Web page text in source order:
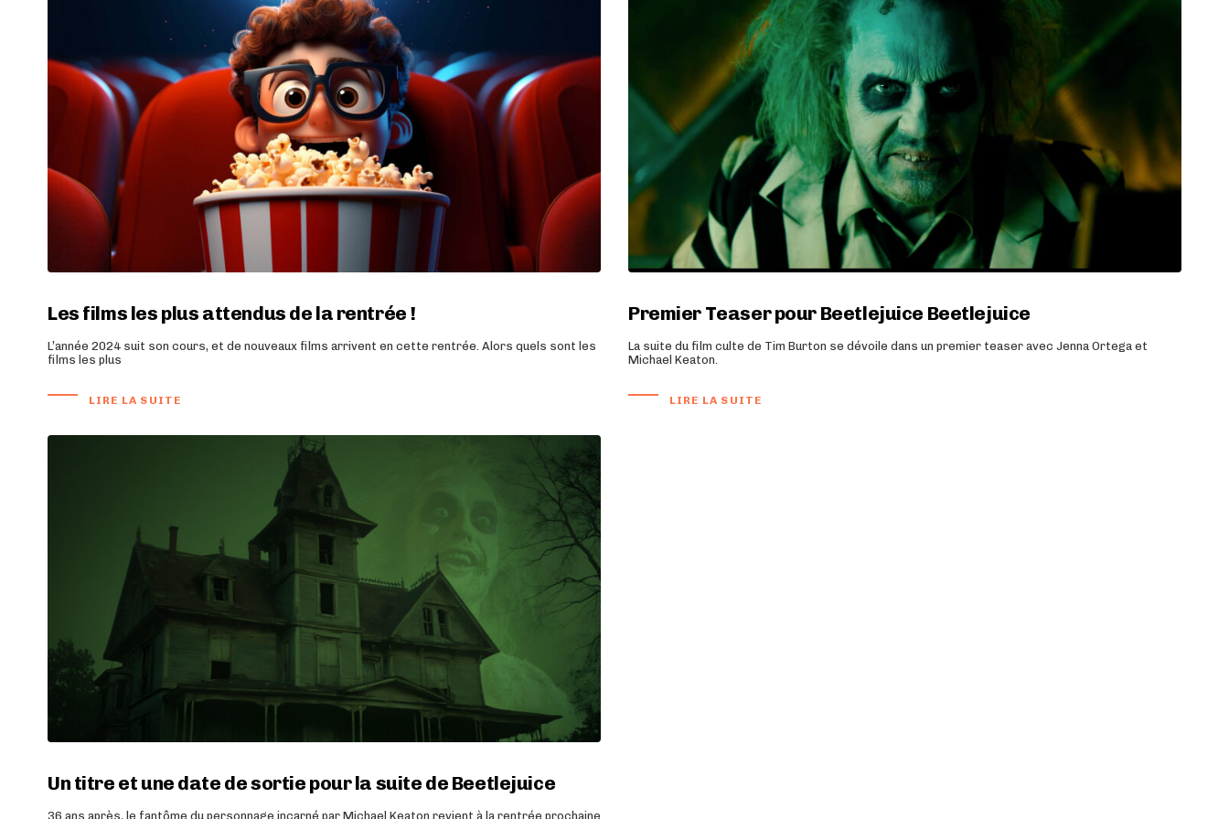
Les films les plus attendus de la rentrée !
L’année 2024 suit son cours, et de nouveaux films arrivent en cette rentrée. Alors quels sont les
films les plus
LIRE LA SUITE
Premier Teaser pour Beetlejuice Beetlejuice
La suite du film culte de Tim Burton se dévoile dans un premier teaser avec Jenna Ortega et
Michael Keaton.
LIRE LA SUITE
Un titre et une date de sortie pour la suite de Beetlejuice
36 ans après, le fantôme du personnage incarné par Michael Keaton revient à la rentrée prochaine